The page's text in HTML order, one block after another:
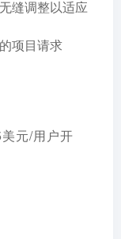
缝调整以适应
项目请求
元/用户开